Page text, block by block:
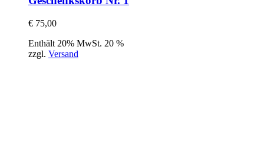
€ 75,00
Enthält 20% MwSt. 20 %
zzgl. Versand